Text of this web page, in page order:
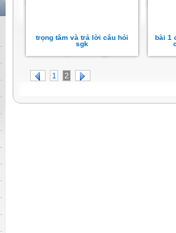
trọng tâm và trả lời câu hỏi
sgk
bài 1
1 2